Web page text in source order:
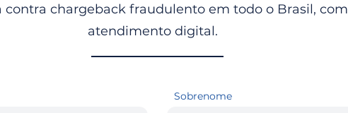
contra chargeback fraudulento em todo o Brasil, com
atendimento digital.
Sobrenome